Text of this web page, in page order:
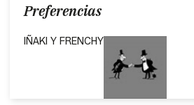
Preferencias
IÑAKI Y FRENCHY